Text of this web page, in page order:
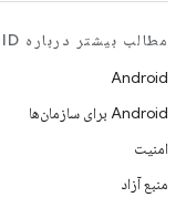
مطالب بیشتر درباره ANDROID
Android
Android برای سازمان‌ها
امنیت
منبع آزاد